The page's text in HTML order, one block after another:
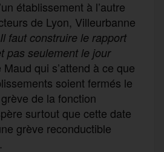
établissement à l’autre
de Lyon, Villeurbanne
Il faut construire le rapport
pas seulement le jour
Maud qui s’attend à ce que
soient fermés le
de la fonction
surtout que cette date
grève reconductible